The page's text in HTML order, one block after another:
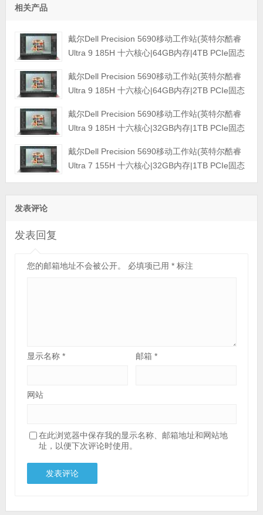
相关产品
戴尔Dell Precision 5690移动工作站(英特尔酷睿
Ultra 9 185H 十六核心|64GB内存|4TB PCIe固态
示屏|三年保修)戴尔Dell Precision 5690移动工作站(英特尔酷睿
Ultra 9 185H 十六核心|64GB内存|2TB PCIe固态
示屏|三年保修)戴尔Dell Precision 5690移动工作站(英特尔酷睿
Ultra 9 185H 十六核心|32GB内存|1TB PCIe固态
示屏|三年保修)戴尔Dell Precision 5690移动工作站(英特尔酷睿
Ultra 7 155H 十六核心|32GB内存|1TB PCIe固态
发表评论
发表回复
您的邮箱地址不会被公开。 必填项已用 *标注
显示名称 * 邮箱*
网站
在此浏览器中保存我的显示名称、邮箱地址和网站地
址，以便下次评论时使用。